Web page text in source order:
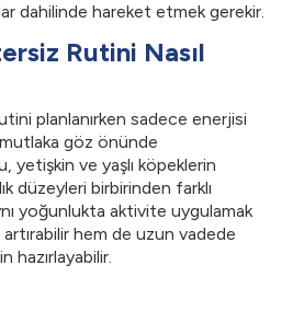
dahilinde hareket etmek gerekir.
Rutini Nasıl
planlanırken sadece enerjisi
mutlaka göz önünde
yetişkin ve yaşlı köpeklerin
düzeyleri birbirinden farklı
yoğunlukta aktivite uygulamak
hem de uzun vadede
hazırlayabilir.